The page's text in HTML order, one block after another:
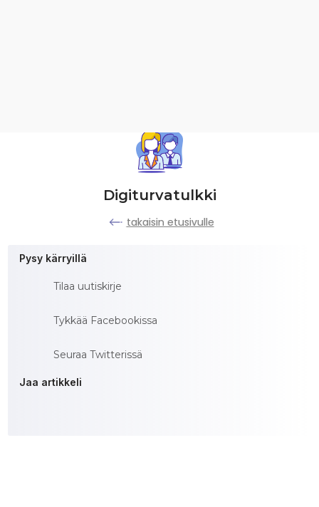
Digiturvatulkki
takaisin etusivulle
Pysy kärryillä
Tilaa uutiskirje
Tykkää Facebookissa
Seuraa Twitterissä
Jaa artikkeli